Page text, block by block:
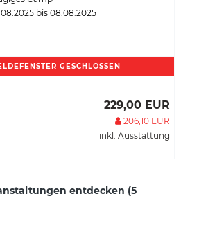
bis 08.08.2025
GESCHLOSSEN
229,00 EUR
206,10 EUR
inkl. Ausstattung
entdecken (5